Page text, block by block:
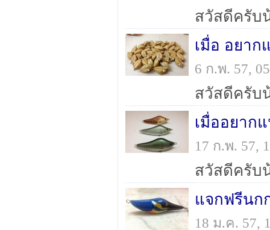
เมื่อ อยาก
6 ก.พ. 57,
เมื่ออยาก
17 ก.พ. 57,
แจกฟรีนก
18 ม.ค. 57,